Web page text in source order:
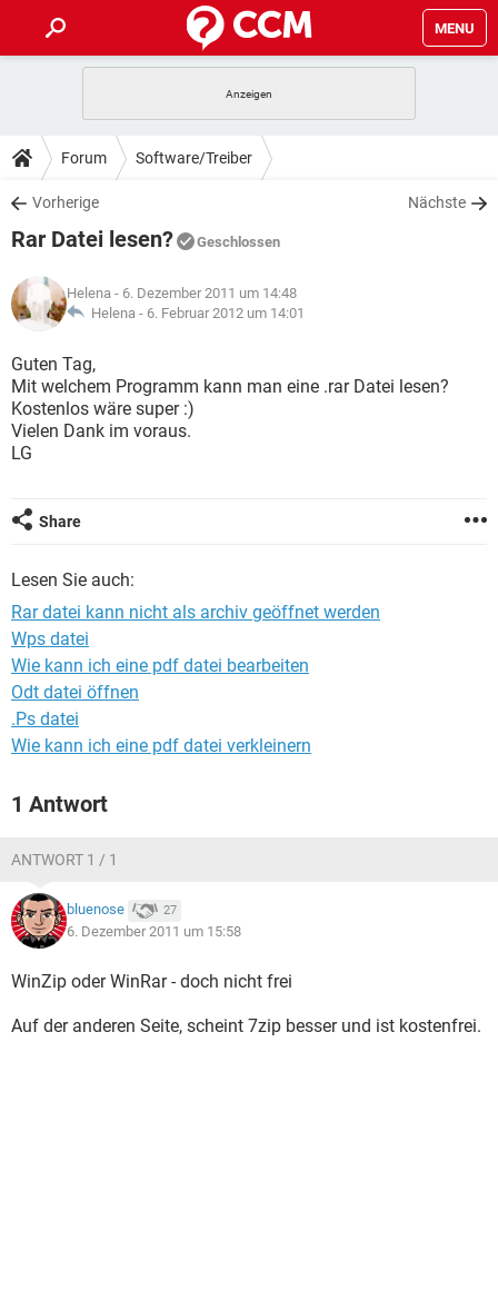
MENU
ANDROID IOS
WINDOWS 10
WHATSAPP TIKTOK
FACEBOOK
TIPPS & TRICKS
SPIELE
WHATSAPP TIKTOK
DOWNLOADS
SPIELE STREAMING
ANDROID
WINDOWS 10 INSTAGRAM
WHATSAPP
FACEBOOK HARDWARE
SPIELE STREAMING
WINDOWS 10
WHATSAPP
FACEBOOK
LEXIKON
SPIELE
ANDROID IOS
WINDOWS 10
FACEBOOK
Forum Software/Treiber
Vorherige Nächste
Rar Datei lesen? Geschlossen
Helena - 6. Dezember 2011 um 14:48
Helena - 6. Februar 2012 um 14:01
Guten Tag,
Mit welchem Programm kann man eine .rar Datei lesen?
Kostenlos wäre super :)
Vielen Dank im voraus.
LG
Share
Lesen Sie auch:
Rar datei kann nicht als archiv geöffnet werden
Wps datei
Wie kann ich eine pdf datei bearbeiten
Odt datei öffnen
.Ps datei
Wie kann ich eine pdf datei verkleinern
1 Antwort
ANTWORT 1 / 1
bluenose 27
6. Dezember 2011 um 15:58
WinZip oder WinRar - doch nicht frei
Auf der anderen Seite, scheint 7zip besser und ist kostenfrei.